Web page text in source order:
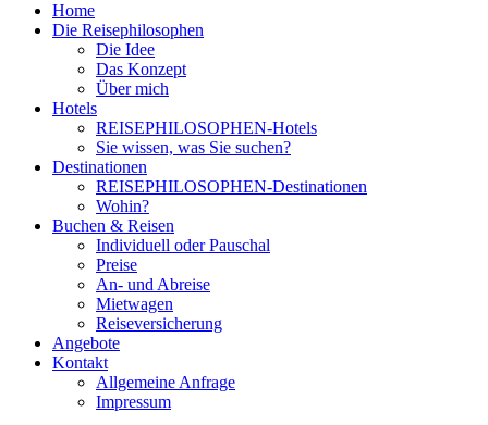
Home
Die Reisephilosophen
Die Idee
Das Konzept
Über mich
Hotels
REISEPHILOSOPHEN-Hotels
Sie wissen, was Sie suchen?
Destinationen
REISEPHILOSOPHEN-Destinationen
Wohin?
Buchen & Reisen
Individuell oder Pauschal
Preise
An- und Abreise
Mietwagen
Reiseversicherung
Angebote
Kontakt
Allgemeine Anfrage
Impressum